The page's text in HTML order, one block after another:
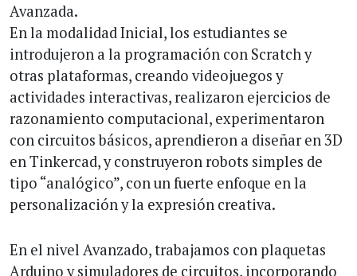
Avanzada.
En la modalidad Inicial, los estudiantes se
introdujeron a la programación con Scratch y
otras plataformas, creando videojuegos y
actividades interactivas, realizaron ejercicios de
razonamiento computacional, experimentaron
con circuitos básicos, aprendieron a diseñar en 3D
en Tinkercad, y construyeron robots simples de
tipo “analógico”, con un fuerte enfoque en la
personalización y la expresión creativa.
En el nivel Avanzado, trabajamos con plaquetas
Arduino y simuladores de circuitos, incorporando